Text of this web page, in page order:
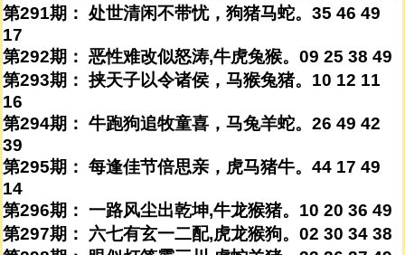
第291期： 处世清闲不带忧，狗猪马蛇。35 46 49
17
第292期： 恶性难改似怒涛,牛虎兔猴。09 25 38 49
第293期： 挟天子以令诸侯，马猴兔猪。10 12 11
16
第294期： 牛跑狗追牧童喜，马兔羊蛇。26 49 42
39
第295期： 每逢佳节倍思亲，虎马猪牛。44 17 49
14
第296期： 一路风尘出乾坤,牛龙猴猪。10 20 36 49
第297期： 六七有玄一二配,虎龙猴狗。02 30 34 38